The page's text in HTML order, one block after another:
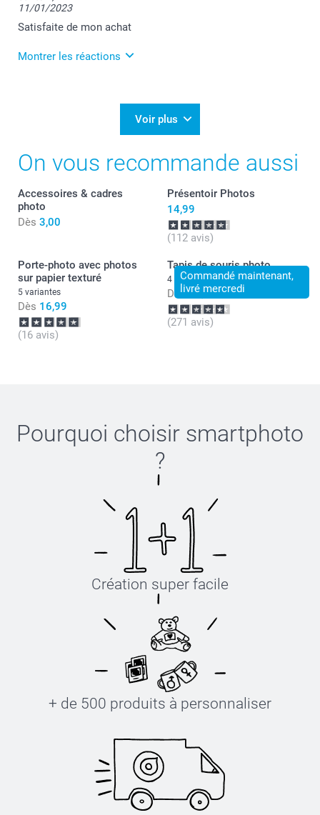
Je suis ravie de savoir que tout soit conforme à vos
attentes :-)
Je vous souhaite une bonne journée.
Julie@Smartphoto
11/01/2023
Satisfaite de mon achat
Montrer les réactions
Je suis heureuse d'apprendre votre satisfaction cela
fait plaisir.
Bonne journée
Voir plus
On vous recommande aussi
Accessoires & cadres
photo
Dès 3,00
Présentoir Photos
14,99
(112 avis)
Porte-photo avec photos
sur papier texturé
5 variantes
Dès 16,99
(16 avis)
Commandé maintenant,
livré mercredi
Tapis de souris photo
4 variantes
Dès 13,49
(271 avis)
Pourquoi choisir smartphoto
?
Création super facile
+ de 500 produits à personnaliser